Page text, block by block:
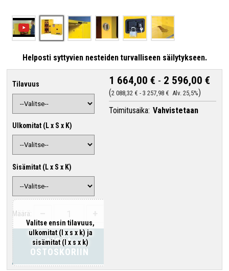
Helposti syttyvien nesteiden turvalliseen säilytykseen.
Tilavuus
Ulkomitat (L x S x K)
Sisämitat (L x S x K)
Valitse ensin tilavuus,
ulkomitat (l x s x k) ja
sisämitat (l x s x k)
Määrä:
LISÄÄ
OSTOSKORIIN
1 664,00 € - 2 596,00 €
2 088,32 € -3 257,98 € Alv. 25,5%
Toimitusaika: Vahvistetaan